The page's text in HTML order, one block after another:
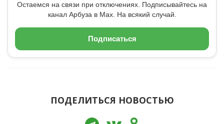
Остаемся на связи при отключениях. Подписывайтесь на
канал Арбуза в Max. На всякий случай.
Подписаться
ПОДЕЛИТЬСЯ НОВОСТЬЮ